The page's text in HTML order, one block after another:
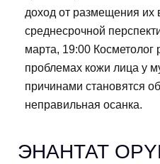
доход от размещения их
среднесрочной
марта, 19:00 Косметолог
проблемах кожи лица у
причинами становятся
неправильная осанка.
ЭНАНТАТ